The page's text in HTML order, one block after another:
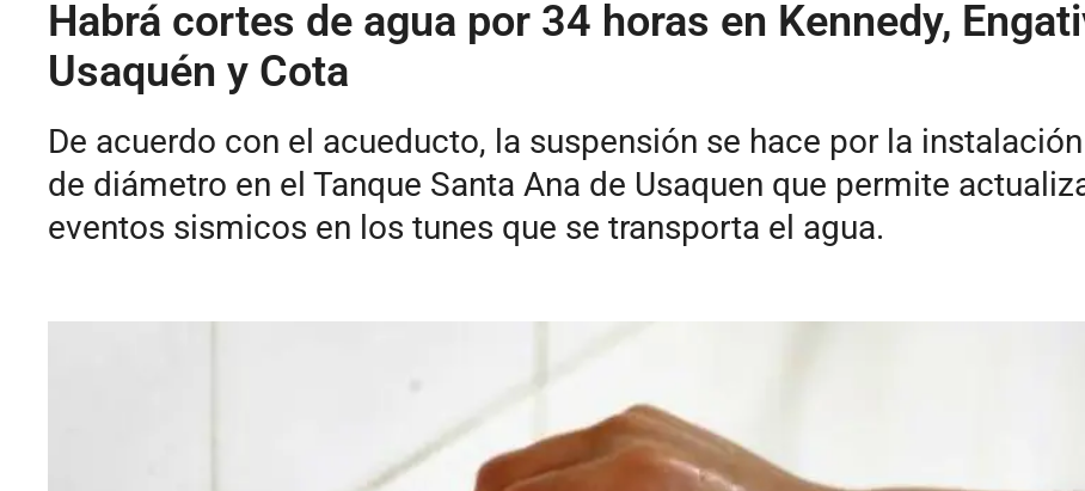
Habrá cortes de agua por 34 horas en Kennedy,
Usaquén y Cota
De acuerdo con el acueducto, la suspensión se hace por la
de diámetro en el Tanque Santa Ana de Usaquen que permite
eventos sismicos en los tunes que se transporta el agua.